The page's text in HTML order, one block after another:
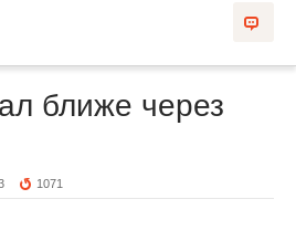
ближе через
1071